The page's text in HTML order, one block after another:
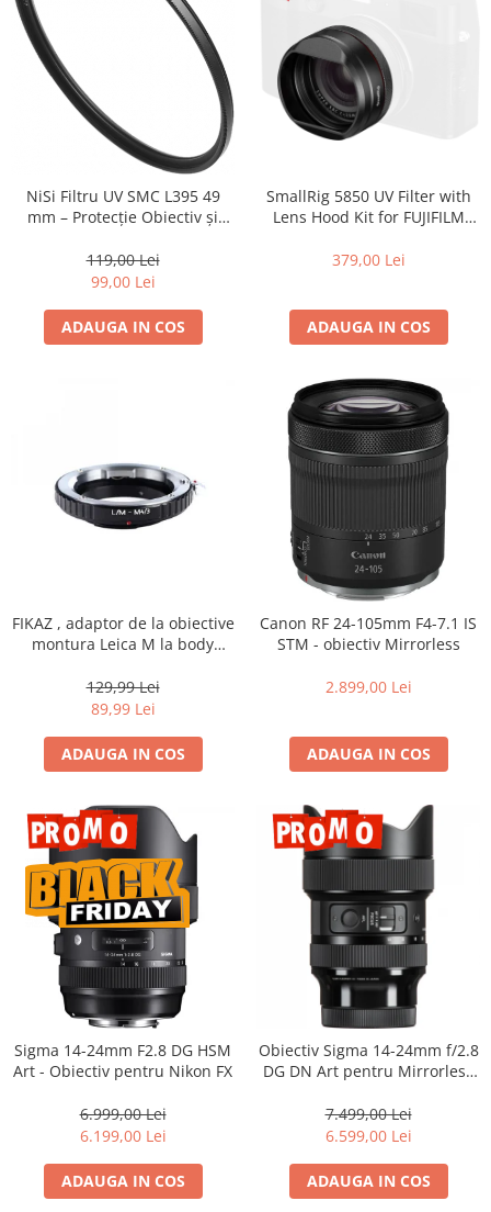
NiSi Filtru UV SMC L395 49
mm – Protecție Obiectiv și
119,00 Lei
99,00 Lei
ADAUGA IN COS
SmallRig 5850 UV Filter with
Lens Hood Kit for FUJIFILM
379,00 Lei
ADAUGA IN COS
FIKAZ , adaptor de la obiective
montura Leica M la body
129,99 Lei
89,99 Lei
ADAUGA IN COS
Canon RF 24-105mm F4-7.1 IS
STM - obiectiv Mirrorless
2.899,00 Lei
ADAUGA IN COS
Sigma 14-24mm F2.8 DG HSM
Art - Obiectiv pentru Nikon FX
6.999,00 Lei
6.199,00 Lei
ADAUGA IN COS
Obiectiv Sigma 14-24mm f/2.8
DG DN Art pentru Mirrorless
Profesionist
7.499,00 Lei
6.599,00 Lei
ADAUGA IN COS